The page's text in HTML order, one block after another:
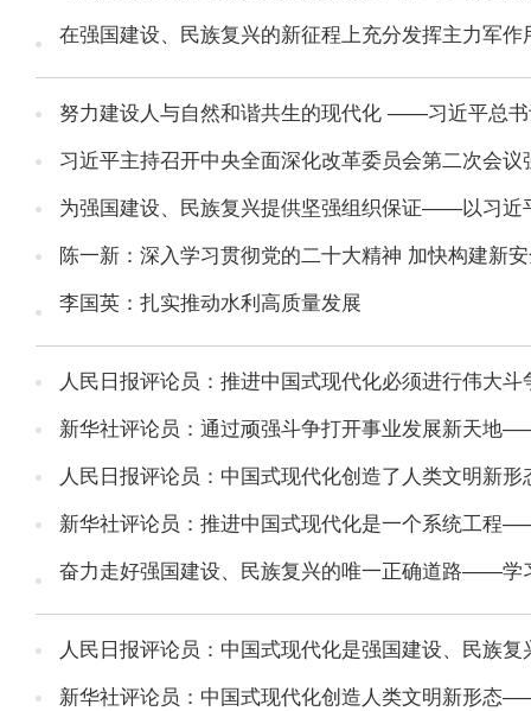
在强国建设、民族复兴的新征程上充分发挥主力军
努力建设人与自然和谐共生的现代化 ——习近平总
习近平主持召开中央全面深化改革委员会第二次会
为强国建设、民族复兴提供坚强组织保证——以习近
陈一新：深入学习贯彻党的二十大精神 加快构建新
李国英：扎实推动水利高质量发展
人民日报评论员：推进中国式现代化必须进行伟大
新华社评论员：通过顽强斗争打开事业发展新天地
人民日报评论员：中国式现代化创造了人类文明新
新华社评论员：推进中国式现代化是一个系统工程
奋力走好强国建设、民族复兴的唯一正确道路——学
人民日报评论员：中国式现代化是强国建设、民族
新华社评论员：中国式现代化创造人类文明新形态